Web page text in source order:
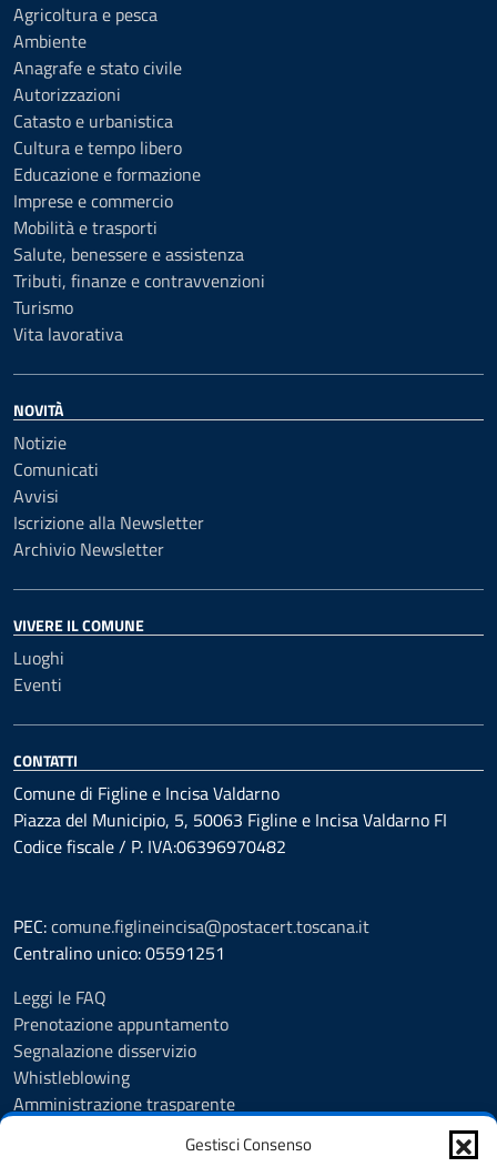
Gestisci Consenso
Agricoltura e pesca
Ambiente
Anagrafe e stato civile
Autorizzazioni
Catasto e urbanistica
Cultura e tempo libero
Educazione e formazione
Imprese e commercio
Mobilità e trasporti
Salute, benessere e assistenza
Tributi, finanze e contravvenzioni
Turismo
Vita lavorativa
NOVITÀ
Notizie
Comunicati
Avvisi
Iscrizione alla Newsletter
Archivio Newsletter
VIVERE IL COMUNE
Luoghi
Eventi
CONTATTI
Comune di Figline e Incisa Valdarno
Piazza del Municipio, 5, 50063 Figline e Incisa Valdarno FI
Codice fiscale / P. IVA:06396970482
PEC:comune.figlineincisa@postacert.toscana.it
Centralino unico: 05591251
Leggi le FAQ
Prenotazione appuntamento
Segnalazione disservizio
Whistleblowing
Amministrazione trasparente